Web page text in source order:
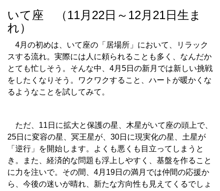
いて座 （11月22日～12月21日生ま
れ）
4月の初めは、いて座の「居場所」において、リラック
スする流れ。実際には人に頼られることも多く、なんだか
とても忙しそう。そんな中、4月5日の新月では新しい挑戦
をしたくなりそう。ワクワクすること、ハートが暖かくな
るようなことを試してみて。
ただ、11日に拡大と保護の星、木星がいて座の頭上で、
25日に変容の星、冥王星が、30日に現実化の星、土星が
「逆行」を開始します。よくも悪くも目立ってしまうと
き。また、経済的な問題も浮上しやすく、基盤を作ること
に力を注いで。その間、4月19日の満月では仲間の応援か
ら、今後の迷いが晴れ、新たな方向性も見えてくるでしょ